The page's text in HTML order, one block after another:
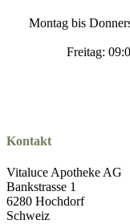
Montag bis
Freitag:
Kontakt
Vitaluce Apotheke AG
Bankstrasse 1
6280 Hochdorf
Schweiz